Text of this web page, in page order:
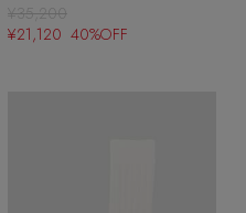
¥35,200
¥21,120 40%OFF